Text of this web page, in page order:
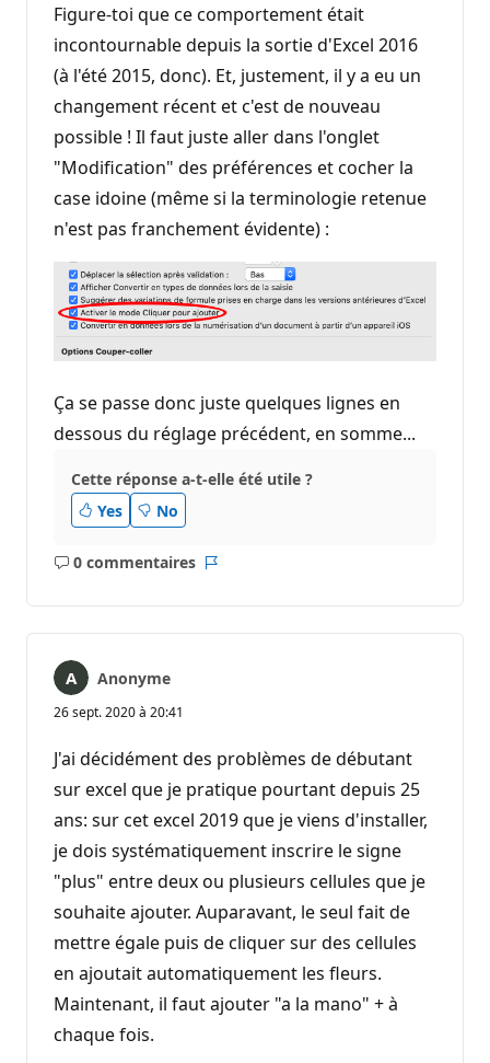
Figure-toi que ce comportement était
incontournable depuis la sortie d'Excel 2016
(à l'été 2015, donc). Et, justement, il y a eu un
changement récent et c'est de nouveau
possible ! Il faut juste aller dans l'onglet
"Modification" des préférences et cocher la
case idoine (même si la terminologie retenue
n'est pas franchement évidente) :
Ça se passe donc juste quelques lignes en
dessous du réglage précédent, en somme...
Cette réponse a-t-elle été utile ?
Yes
No
0 commentaires
Aucun
Rapport
Anonyme
26 sept. 2020 à 20:41
J'ai décidément des problèmes de débutant
sur excel que je pratique pourtant depuis 25
ans: sur cet excel 2019 que je viens d'installer,
je dois systématiquement inscrire le signe
"plus" entre deux ou plusieurs cellules que je
souhaite ajouter. Auparavant, le seul fait de
mettre égale puis de cliquer sur des cellules
en ajoutait automatiquement les fleurs.
Maintenant, il faut ajouter "a la mano" + à
chaque fois.